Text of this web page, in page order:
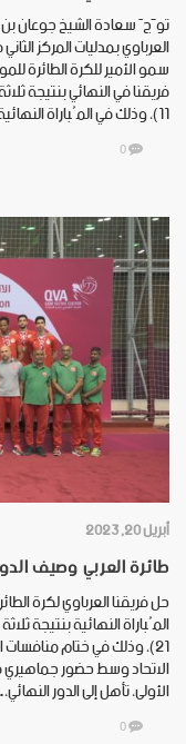
توَّجَ سعادة الشيخ جوعان بن
11)، وذلك في المُباراة النهائية التي…
0
أبريل 20, 2023
طائرة العربي وصيف
حل فريقنا العرباوي لكرة
21)، وذلك في ختام
الاتحاد وسط حضور جماهيري
الأولى، تأهل إلى الدور
0